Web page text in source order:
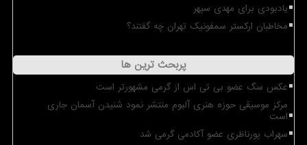
یادبودی برای مهدی سپهر
مخاطبان ارکستر سمفونیک تهران چه گفتند؟
پربحث ترین ها
عکس سگ عضو بی تی اس از گرمی مشهورتر است
مرکز موسیقی حوزه هنری آلبوم منتشر نمود شنیدن آسمان جاری
است
سهراب پورناظری عضو آکادمی گرمی شد